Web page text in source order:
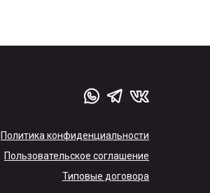
Политика конфиденциальности
Пользовательское соглашение
Типовые договора